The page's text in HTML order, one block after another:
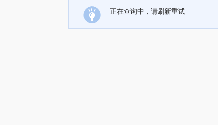
正在查询中，请刷新重试